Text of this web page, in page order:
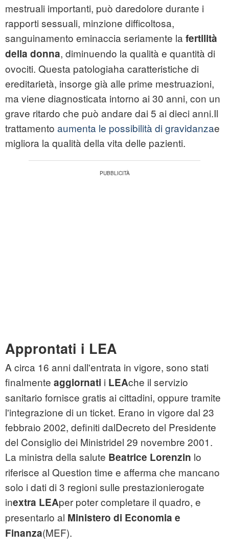
mestruali importanti, può daredolore durante i
rapporti sessuali, minzione difficoltosa,
sanguinamento eminaccia seriamente la fertilità
della donna, diminuendo la qualità e quantità di
ovociti. Questa patologiaha caratteristiche di
ereditarietà, insorge già alle prime mestruazioni,
ma viene diagnosticata intorno ai 30 anni, con un
grave ritardo che può andare dai 5 ai dieci anni.Il
trattamento aumenta le possibilità di gravidanzae
migliora la qualità della vita delle pazienti.
Approntati i LEA
A circa 16 anni dall'entrata in vigore, sono stati
finalmente aggiornati i LEAche il servizio
sanitario fornisce gratis ai cittadini, oppure tramite
l'integrazione di un ticket. Erano in vigore dal 23
febbraio 2002, definiti dalDecreto del Presidente
del Consiglio dei Ministridel 29 novembre 2001.
La ministra della salute Beatrice Lorenzin lo
riferisce al Question time e afferma che mancano
solo i dati di 3 regioni sulle prestazionierogate
inextra LEAper poter completare il quadro, e
presentarlo al Ministero di Economia e
Finanza(MEF).